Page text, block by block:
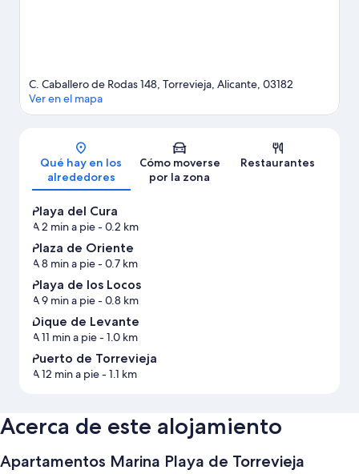
Mapa
C. Caballero de Rodas 148, Torrevieja, Alicante, 03182
Ver en el mapa
Qué hay en los
alrededores
Cómo moverse
por la zona
Restaurantes
Playa del Cura
A 2 min a pie- 0.2 km
Plaza de Oriente
A 8 min a pie- 0.7 km
Playa de los Locos
A 9 min a pie- 0.8 km
Dique de Levante
A 11 min a pie- 1.0 km
Puerto de Torrevieja
A 12 min a pie- 1.1 km
Acerca de este alojamiento
Apartamentos Marina Playa de Torrevieja